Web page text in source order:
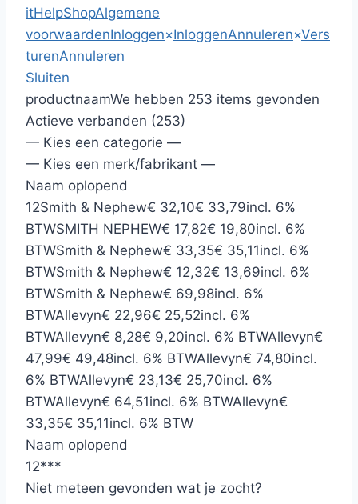
itHelpShopAlgemene
voorwaardenInloggen×InloggenAnnuleren×Vers
turenAnnuleren
Sluiten
productnaamWe hebben 253 items gevonden
Actieve verbanden (253)
— Kies een categorie —
— Kies een merk/fabrikant —
Naam oplopend
12Smith & Nephew€ 32,10€ 33,79incl. 6%
BTWSMITH NEPHEW€ 17,82€ 19,80incl. 6%
BTWSmith & Nephew€ 33,35€ 35,11incl. 6%
BTWSmith & Nephew€ 12,32€ 13,69incl. 6%
BTWSmith & Nephew€ 69,98incl. 6%
BTWAllevyn€ 22,96€ 25,52incl. 6%
BTWAllevyn€ 8,28€ 9,20incl. 6% BTWAllevyn€
47,99€ 49,48incl. 6% BTWAllevyn€ 74,80incl.
6% BTWAllevyn€ 23,13€ 25,70incl. 6%
BTWAllevyn€ 64,51incl. 6% BTWAllevyn€
33,35€ 35,11incl. 6% BTW
Naam oplopend
12***
Niet meteen gevonden wat je zocht?